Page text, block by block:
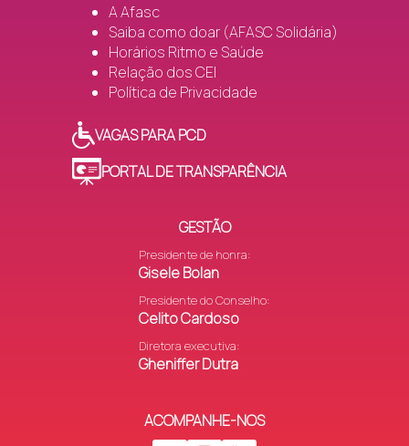
A Afasc
Saiba como doar (AFASC Solidária)
Horários Ritmo e Saúde
Relação dos CEI
Política de Privacidade
VAGAS PARA PCD
PORTAL DE TRANSPARÊNCIA
GESTÃO
Presidente de honra:
Gisele Bolan
Presidente do Conselho:
Celito Cardoso
Diretora executiva:
Gheniffer Dutra
ACOMPANHE-NOS